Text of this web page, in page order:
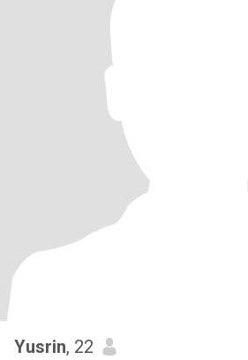
Yusrin, 22